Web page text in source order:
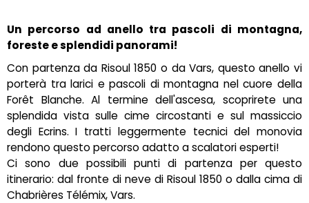
Un percorso ad anello tra pascoli di montagna,
foreste e splendidi panorami!
Con partenza da Risoul 1850 o da Vars, questo anello vi
porterà tra larici e pascoli di montagna nel cuore della
Forêt Blanche. Al termine dell'ascesa, scoprirete una
splendida vista sulle cime circostanti e sul massiccio
degli Ecrins. I tratti leggermente tecnici del monovia
rendono questo percorso adatto a scalatori esperti!
Ci sono due possibili punti di partenza per questo
itinerario: dal fronte di neve di Risoul 1850 o dalla cima di
Chabrières Télémix, Vars.